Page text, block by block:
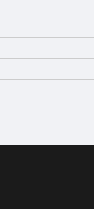
我煮汤，偶尔能
本，有单反，有
尔能到处走走，
骗得了别人，也骗
。 晚安~
己的生活方式。你
你的生活别人不